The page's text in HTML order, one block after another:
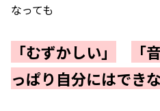
なっても
「むずかしい」 「
っぱり自分にはできな